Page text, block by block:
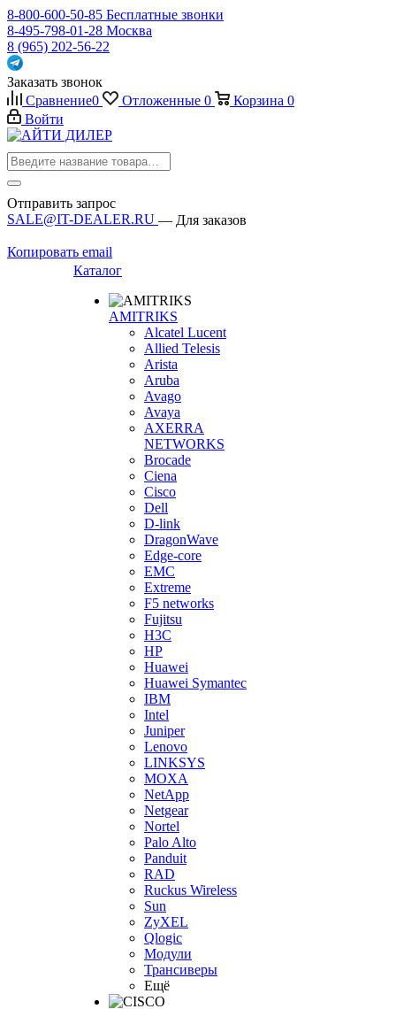
8-800-600-50-85 Бесплатные звонки
8-495-798-01-28 Москва
8 (965) 202-56-22
Заказать звонок
Сравнение0 Отложенные 0 Корзина 0
Войти
Отправить запрос
SALE@IT-DEALER.RU — Для заказов
Копировать email
Каталог
AMITRIKS
Alcatel Lucent
Allied Telesis
Arista
Aruba
Avago
Avaya
AXERRA
NETWORKS
Brocade
Ciena
Cisco
Dell
D-link
DragonWave
Edge-core
EMC
Extreme
F5 networks
Fujitsu
H3С
HP
Huawei
Huawei Symantec
IBM
Intel
Juniper
Lenovo
LINKSYS
MOXA
NetApp
Netgear
Nortel
Palo Alto
Panduit
RAD
Ruckus Wireless
Sun
ZyXEL
Qlogic
Модули
Трансиверы
Ещё